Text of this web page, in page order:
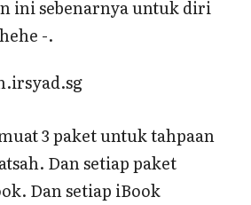
ini sebenarnya untuk diri
-.
3 paket untuk tahpaan
Dan setiap paket
Dan setiap iBook